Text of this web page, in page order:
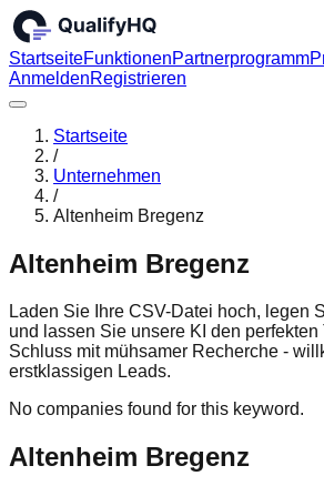
StartseiteFunktionenPartnerprogramm
AnmeldenRegistrieren
Startseite
/
Unternehmen
/
Altenheim Bregenz
Altenheim Bregenz
Laden Sie Ihre CSV-Datei hoch, legen
und lassen Sie unsere KI den perfekten
Schluss mit mühsamer Recherche -
erstklassigen Leads.
No companies found for this keyword.
Altenheim Bregenz